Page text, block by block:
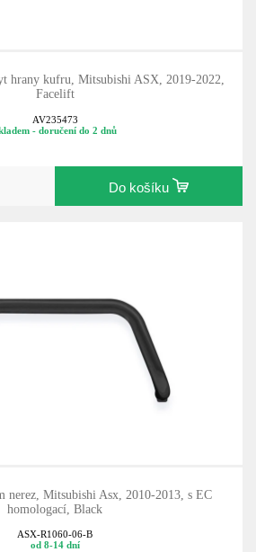
hrany kufru, Mitsubishi ASX, 2019-2022,
Facelift
AV235473
- doručení do 2 dnů
Do košíku
nerez, Mitsubishi Asx, 2010-2013, s EC
homologací, Black
ASX-R1060-06-B
od 8-14 dní